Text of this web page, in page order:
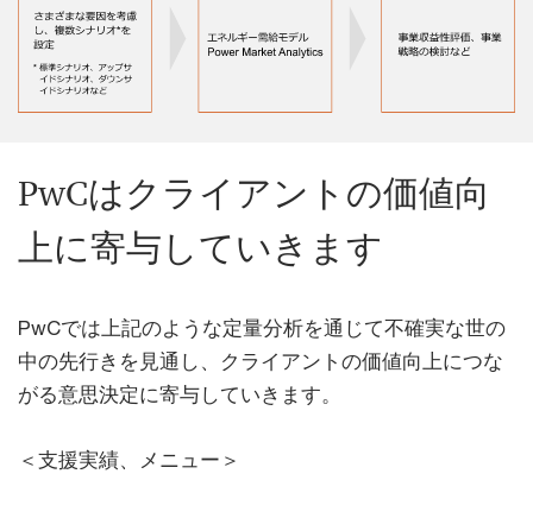
PwCはクライアントの価値向
上に寄与していきます
PwCでは上記のような定量分析を通じて不確実な世の
中の先行きを見通し、クライアントの価値向上につな
がる意思決定に寄与していきます。
＜支援実績、メニュー＞